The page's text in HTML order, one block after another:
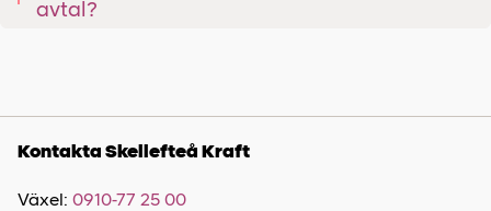
avtal?
Kontakta Skellefteå Kraft
Växel: 0910-77 25 00